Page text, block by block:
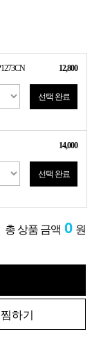
12,800
선택 완료
14,000
선택 완료
총 상품 금액 0 원
찜하기